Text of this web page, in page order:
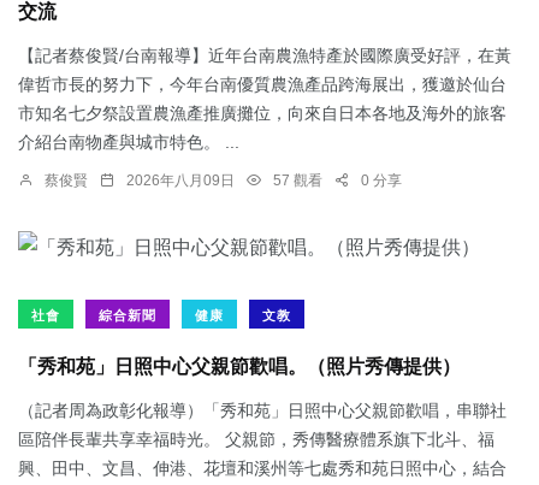
交流
【記者蔡俊賢/台南報導】近年台南農漁特產於國際廣受好評，在黃
偉哲市長的努力下，今年台南優質農漁產品跨海展出，獲邀於仙台
市知名七夕祭設置農漁產推廣攤位，向來自日本各地及海外的旅客
介紹台南物產與城市特色。 ...
蔡俊賢 2026年八月09日 57 觀看 0 分享
社會 綜合新聞 健康 文教
「秀和苑」日照中心父親節歡唱。（照片秀傳提供）
（記者周為政彰化報導）「秀和苑」日照中心父親節歡唱，串聯社
區陪伴長輩共享幸福時光。 父親節，秀傳醫療體系旗下北斗、福
興、田中、文昌、伸港、花壇和溪州等七處秀和苑日照中心，結合